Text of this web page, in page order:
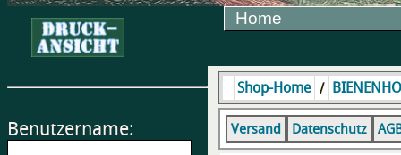
Home
Benutzername:
Shop-Home /
Versand Datenschutz